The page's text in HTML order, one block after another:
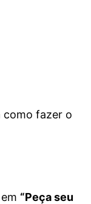
como fazer o
“Peça seu